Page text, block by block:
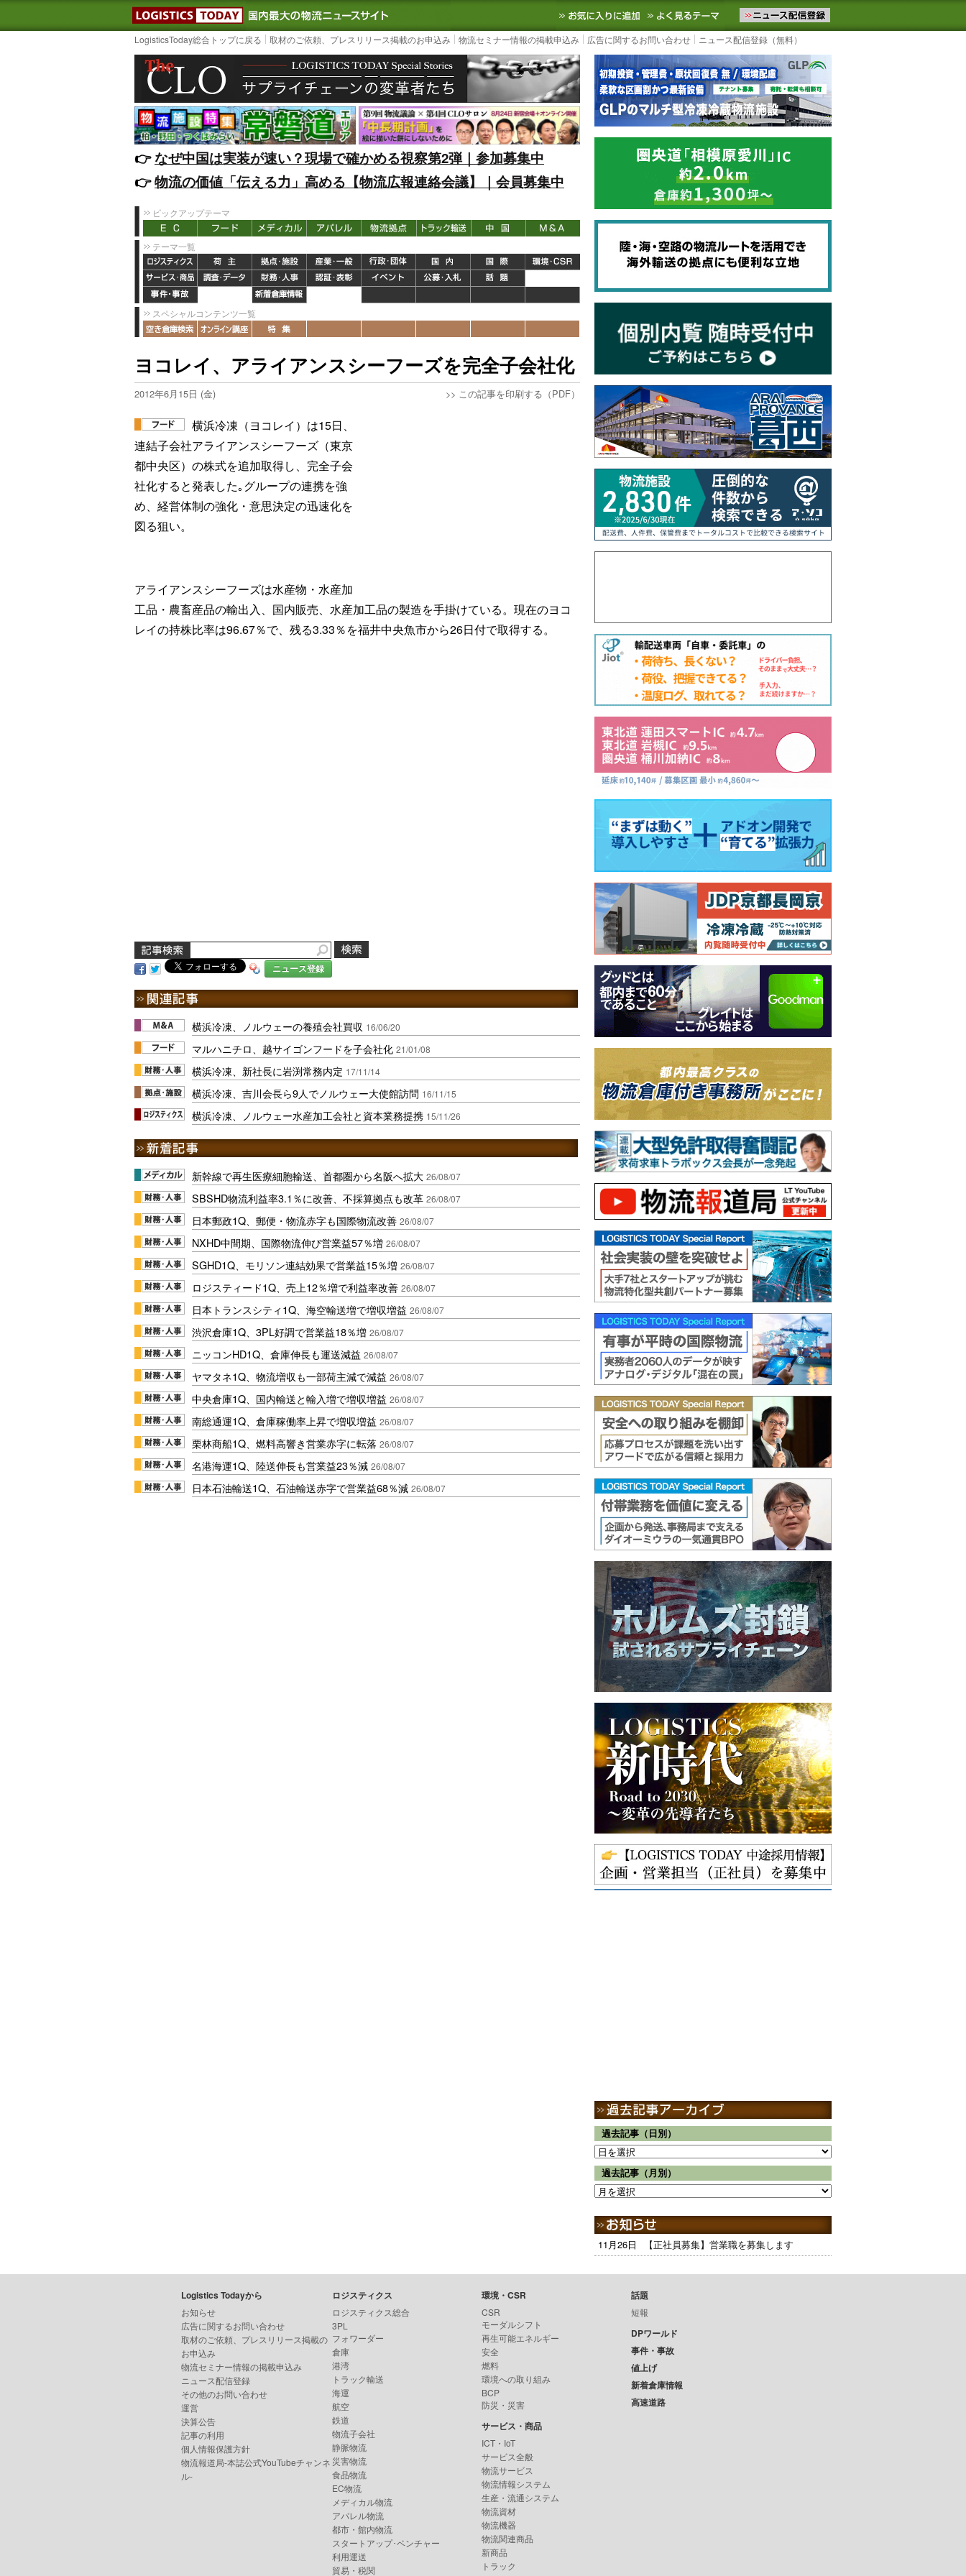
LOGISTICS TODAY｜国内最大の物流ニュースサイト3PL, SCMなど国内外の最新の物流ニュースをお届けします。物流ニュースメール配信を登録す
お気に入りに追加 よく見るテーマ
LogisticsToday総合トップに戻る 取材のご依頼、プレスリリース掲載のお申込み 物流セミナー情報の掲載申込み 広告に関するお問い合わせ ニュース配信登録（無料）
👉️なぜ中国は実装が速い？現場で確かめる視察第2弾｜参加募集中
👉️物流の価値「伝える力」高める【物流広報連絡会議】｜会員募集中
ピックアップテーマ
テーマ一覧
スペシャルコンテンツ一覧
ヨコレイ、アライアンスシーフーズを完全子会社化
2012年6月15日 (金) >> この記事を印刷する（PDF）
横浜冷凍（ヨコレイ）は15日、
連結子会社アライアンスシーフーズ（東京
都中央区）の株式を追加取得し、完全子会
社化すると発表した｡グループの連携を強
め、経営体制の強化・意思決定の迅速化を
図る狙い。
アライアンスシーフーズは水産物・水産加
工品・農畜産品の輸出入、国内販売、水産加工品の製造を手掛けている。現在のヨコ
レイの持株比率は96.67％で、残る3.33％を福井中央魚市から26日付で取得する。
ニュース登録
横浜冷凍、ノルウェーの養殖会社買収 16/06/20
マルハニチロ、越サイゴンフードを子会社化 21/01/08
横浜冷凍、新社長に岩渕常務内定 17/11/14
横浜冷凍、吉川会長ら9人でノルウェー大使館訪問 16/11/15
横浜冷凍、ノルウェー水産加工会社と資本業務提携 15/11/26
新幹線で再生医療細胞輸送、首都圏から名阪へ拡大 26/08/07
SBSHD物流利益率3.1％に改善、不採算拠点も改革 26/08/07
日本郵政1Q、郵便・物流赤字も国際物流改善 26/08/07
NXHD中間期、国際物流伸び営業益57％増 26/08/07
SGHD1Q、モリソン連結効果で営業益15％増 26/08/07
ロジスティード1Q、売上12％増で利益率改善 26/08/07
日本トランスシティ1Q、海空輸送増で増収増益 26/08/07
渋沢倉庫1Q、3PL好調で営業益18％増 26/08/07
ニッコンHD1Q、倉庫伸長も運送減益 26/08/07
ヤマタネ1Q、物流増収も一部荷主減で減益 26/08/07
中央倉庫1Q、国内輸送と輸入増で増収増益 26/08/07
南総通運1Q、倉庫稼働率上昇で増収増益 26/08/07
栗林商船1Q、燃料高響き営業赤字に転落 26/08/07
名港海運1Q、陸送伸長も営業益23％減 26/08/07
日本石油輸送1Q、石油輸送赤字で営業益68％減 26/08/07
過去記事（日別）
過去記事（月別）
11月26日 【正社員募集】営業職を募集します
Logistics Todayから
お知らせ
広告に関するお問い合わせ
取材のご依頼、プレスリリース掲載の
お申込み
物流セミナー情報の掲載申込み
ニュース配信登録
その他のお問い合わせ
運営
決算公告
記事の利用
個人情報保護方針
物流報道局-本誌公式YouTubeチャンネ
ル-
ロジスティクス
ロジスティクス総合
3PL
フォワーダー
倉庫
港湾
トラック輸送
海運
航空
鉄道
物流子会社
静脈物流
災害物流
食品物流
EC物流
メディカル物流
アパレル物流
都市・館内物流
スタートアップ･ベンチャー
利用運送
貿易・税関
環境・CSR
CSR
モーダルシフト
再生可能エネルギー
安全
燃料
環境への取り組み
BCP
防災・災害
サービス・商品
ICT・IoT
サービス全般
物流サービス
物流情報システム
生産・流通システム
物流資材
物流機器
物流関連商品
新商品
トラック
話題
短報
DPワールド
事件・事故
値上げ
新着倉庫情報
高速道路